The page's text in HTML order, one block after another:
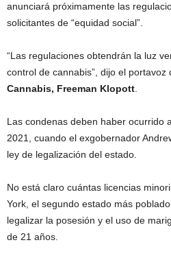
anunciará próximamente las
solicitantes de “equidad social”.
“Las regulaciones obtendrán la luz
control de cannabis”, dijo el portavoz
Cannabis, Freeman Klopott.
Las condenas deben haber ocurrido
2021, cuando el exgobernador
ley de legalización del estado.
No está claro cuántas licencias
York, el segundo estado más
legalizar la posesión y el uso de
de 21 años.